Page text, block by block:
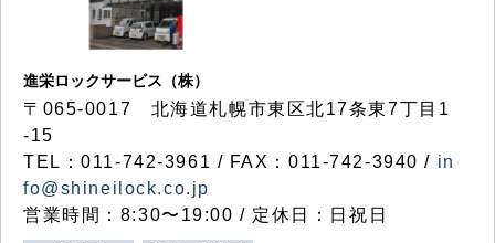
進栄ロックサービス（株）
〒065-0017 北海道札幌市東区北17条東7丁目1
-15
TEL：011-742-3961 / FAX：011-742-3940 / in
fo@shineilock.co.jp
営業時間：8:30〜19:00 / 定休日：日祝日